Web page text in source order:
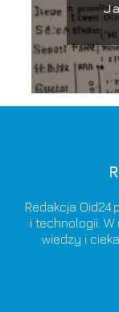
Redakcja
i technologii.
wiedzy i